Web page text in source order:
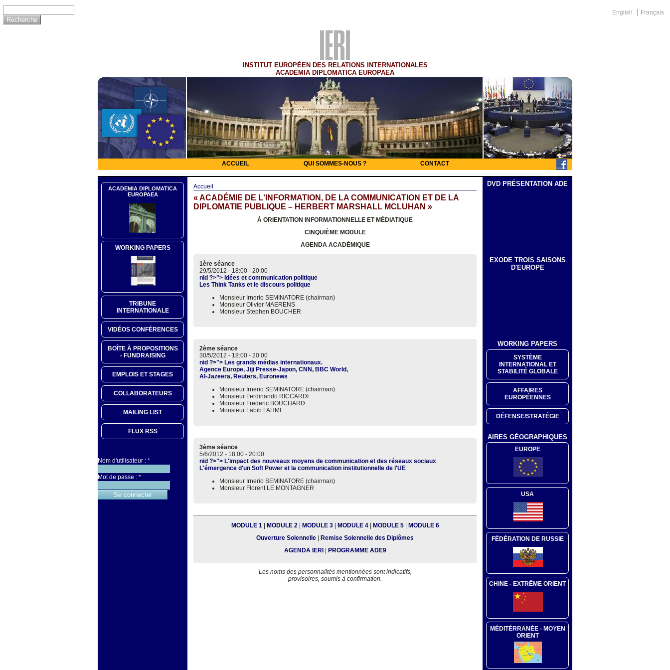
English Français
INSTITUT EUROPÉEN DES RELATIONS INTERNATIONALES
ACADEMIA DIPLOMATICA EUROPAEA
ACCUEIL QUI SOMMES-NOUS ? CONTACT
ACADEMIA DIPLOMATICA
EUROPAEA
WORKING PAPERS
TRIBUNE
INTERNATIONALE
VIDÉOS CONFÉRENCES
BOÎTE À PROPOSITIONS
- FUNDRAISING
EMPLOIS ET STAGES
COLLABORATEURS
MAILING LIST
FLUX RSS
Nom d'utilisateur : *
Mot de passe : *
Accueil
« ACADÉMIE DE L'INFORMATION, DE LA COMMUNICATION ET DE LA
DIPLOMATIE PUBLIQUE – HERBERT MARSHALL MCLUHAN »
À ORIENTATION INFORMATIONNELLE ET MÉDIATIQUE
CINQUIÈME MODULE
AGENDA ACADÉMIQUE
1ère séance
29/5/2012 - 18:00 - 20:00
nid ?>"> Idées et communication politique
Les Think Tanks et le discours politique
Monsieur Irnerio SEMINATORE (chairman)
Monsieur Olivier MAERENS
Monsieur Stephen BOUCHER
2ème séance
30/5/2012 - 18:00 - 20:00
nid ?>"> Les grands médias internationaux.
Agence Europe, Jiji Presse-Japon, CNN, BBC World,
Al-Jazeera, Reuters, Euronews
Monsieur Irnerio SEMINATORE (chairman)
Monsieur Ferdinando RICCARDI
Monsieur Frederic BOUCHARD
Monsieur Labib FAHMI
3ème séance
5/6/2012 - 18:00 - 20:00
nid ?>"> L'impact des nouveaux moyens de communication et des réseaux sociaux
L'émergence d'un Soft Power et la communication institutionnelle de l'UE
Monsieur Irnerio SEMINATORE (chairman)
Monsieur Florent LE MONTAGNER
MODULE 1| MODULE 2| MODULE 3| MODULE 4| MODULE 5|
MODULE 6
Ouverture Solennelle | Remise Solennelle des Diplômes
AGENDA IERI| PROGRAMME ADE9
Les noms des personnalités mentionnées sont indicatifs,
provisoires, soumis à confirmation.
DVD PRÉSENTATION ADE
EXODE TROIS SAISONS
D'EUROPE
WORKING PAPERS
SYSTÈME
INTERNATIONAL ET
STABILITÉ GLOBALE
AFFAIRES
EUROPÉENNES
DÉFENSE/STRATÉGIE
AIRES GÉOGRAPHIQUES
EUROPE
USA
FÉDÉRATION DE RUSSIE
CHINE - EXTRÊME ORIENT
MÉDITÉRRANÉE - MOYEN
ORIENT